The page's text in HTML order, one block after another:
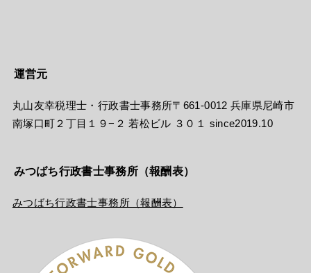
運営元
丸山友幸税理士・行政書士事務所〒661-0012 兵庫県尼崎市
南塚口町２丁目１９−２ 若松ビル ３０１ since2019.10
みつばち行政書士事務所（報酬表）
みつばち行政書士事務所（報酬表）